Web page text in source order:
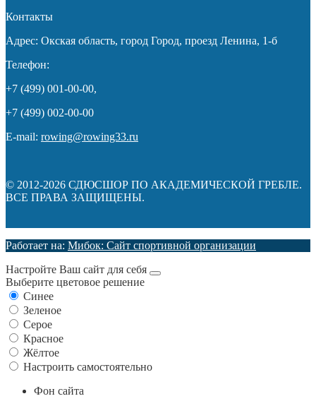
Контакты
Адрес: Окская область, город Город, проезд Ленина, 1-б
Телефон:
+7 (499) 001-00-00,
+7 (499) 002-00-00
E-mail: rowing@rowing33.ru
© 2012-2026 СДЮСШОР ПО АКАДЕМИЧЕСКОЙ ГРЕБЛЕ.
ВСЕ ПРАВА ЗАЩИЩЕНЫ.
Работает на: Мибок: Сайт спортивной организации
Настройте Ваш сайт для себя
Выберите цветовое решение
Синее
Зеленое
Серое
Красное
Жёлтое
Настроить самостоятельно
Фон сайта